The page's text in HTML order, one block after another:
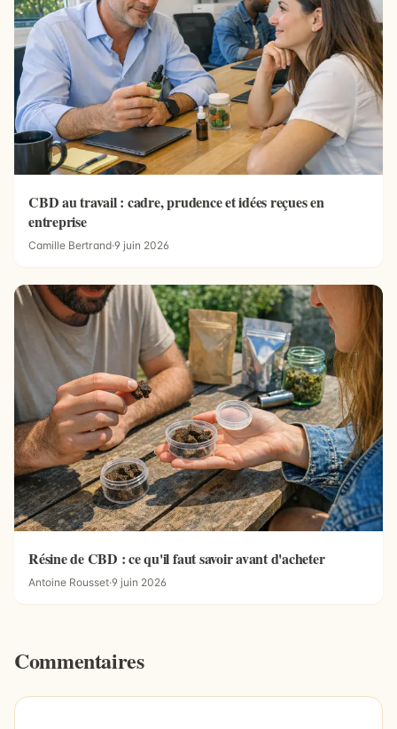
CBD au travail : cadre, prudence et idées reçues en
entreprise
Camille Bertrand·9 juin 2026
Résine de CBD : ce qu'il faut savoir avant d'acheter
Antoine Rousset·9 juin 2026
Commentaires